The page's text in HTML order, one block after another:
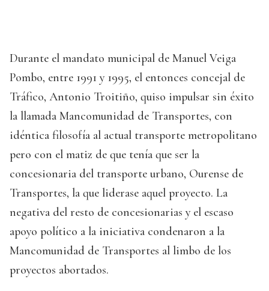
Durante el mandato municipal de Manuel Veiga
Pombo, entre 1991 y 1995, el entonces concejal de
Tráfico, Antonio Troitiño, quiso impulsar sin éxito
la llamada Mancomunidad de Transportes, con
idéntica filosofía al actual transporte metropolitano
pero con el matiz de que tenía que ser la
concesionaria del transporte urbano, Ourense de
Transportes, la que liderase aquel proyecto. La
negativa del resto de concesionarias y el escaso
apoyo político a la iniciativa condenaron a la
Mancomunidad de Transportes al limbo de los
proyectos abortados.